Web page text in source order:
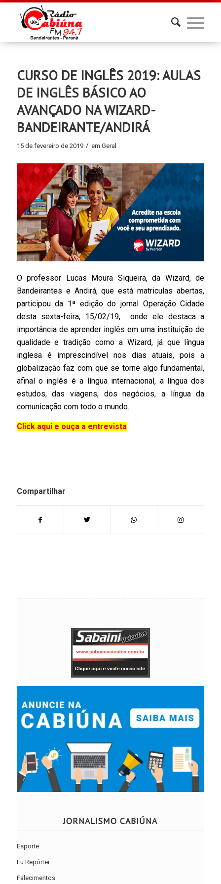
CURSO DE INGLÊS 2019: AULAS
DE INGLÊS BÁSICO AO
AVANÇADO NA WIZARD-
BANDEIRANTE/ANDIRÁ
15 de fevereiro de 2019 / em Geral
O professor Lucas Moura Siqueira, da Wizard, de
Bandeirantes e Andirá, que está matriculas abertas,
participou da 1ª edição do jornal Operação Cidade
desta sexta-feira, 15/02/19, onde ele destaca a
importância de aprender inglês em uma instituição de
qualidade e tradição como a Wizard, já que língua
inglesa é imprescindível nos dias atuais, pois a
globalização faz com que se torne algo fundamental,
afinal o inglês é a língua internacional, a língua dos
estudos, das viagens, dos negócios, a língua da
comunicação com todo o mundo.
Click aqui e ouça a entrevista
Compartilhar
JORNALISMO CABIÚNA
Esporte
Eu Repórter
Falecimentos